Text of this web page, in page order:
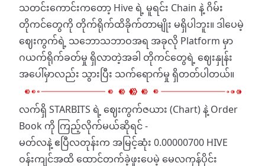
​သတင်းကောင်းကတော့ Hive ရဲ့ မူရင်း Chain နဲ့ ဂိမ်း
တိုကင်တွေကို တိုက်ရိုက်ထိခိုက်တာမျိုး မရှိပါဘူး။ ဒါပေမဲ့
ဈေးကွက်ရဲ့ သဘောသဘာဝအရ အခုလို Platform မှာ
ဂယက်ရိုက်ခတ်မှု ရှိလာတဲ့အခါ တိုကင်တွေရဲ့ ဈေးနှုန်း
အပေါ်မှာလည်း သွားပြီး သက်ရောက်မှု ရှိတတ်ပါတယ်။
​လက်ရှိ STARBITS ရဲ့ ဈေးကွက်ဇယား (Chart) နဲ့ Order
Book ကို ကြည့်လိုက်မယ်ဆိုရင် -
​မတ်လနဲ့ ဧပြီလတုန်းက အမြင့်ဆုံး 0.00000700 HIVE
ဝန်းကျင်အထိ ထောင်တက်ခဲ့ဖူးပေမဲ့ မေလကုန်ပိုင်း